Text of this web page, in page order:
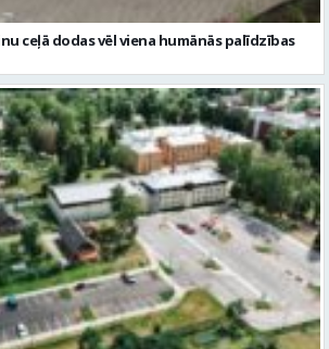
ceļā dodas vēl viena humānās palīdzības